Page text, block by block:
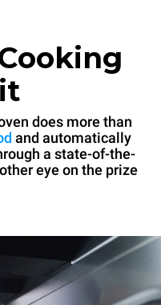
does more than
and automatically
a state-of-the-
eye on the prize.